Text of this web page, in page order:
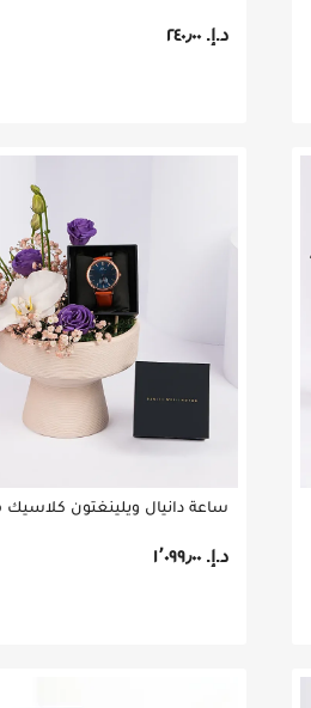
د.إ.‏ ٢٤٠٫٠٠
د.إ.‏ ١٬٠٩٩٫٠٠